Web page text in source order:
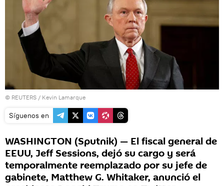
© REUTERS / Kevin Lamarque
Síguenos en
WASHINGTON (Sputnik) — El fiscal general de
EEUU, Jeff Sessions, dejó su cargo y será
temporalmente reemplazado por su jefe de
gabinete, Matthew G. Whitaker, anunció el